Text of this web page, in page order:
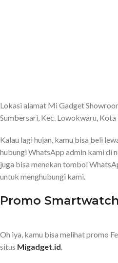
Lokasi alamat Mi Gadget
Sumbersari, Kec. Lowokwaru,
Kalau lagi hujan, kamu bisa beli
hubungi WhatsApp admin kami di
juga bisa menekan tombol
untuk menghubungi kami.
Promo
Oh iya, kamu bisa melihat promo
situs Migadget.id.